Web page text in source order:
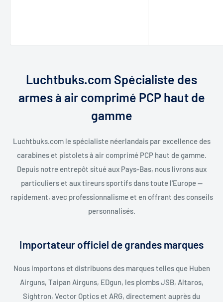
Luchtbuks.com Spécialiste des
armes à air comprimé PCP haut de
gamme
Luchtbuks.com le spécialiste néerlandais par excellence des
carabines et pistolets à air comprimé PCP haut de gamme.
Depuis notre entrepôt situé aux Pays-Bas, nous livrons aux
particuliers et aux tireurs sportifs dans toute l'Europe —
rapidement, avec professionnalisme et en offrant des conseils
personnalisés.
Importateur officiel de grandes marques
Nous importons et distribuons des marques telles que Huben
Airguns, Taipan Airguns, EDgun, les plombs JSB, Altaros,
Sightron, Vector Optics et ARG, directement auprès du